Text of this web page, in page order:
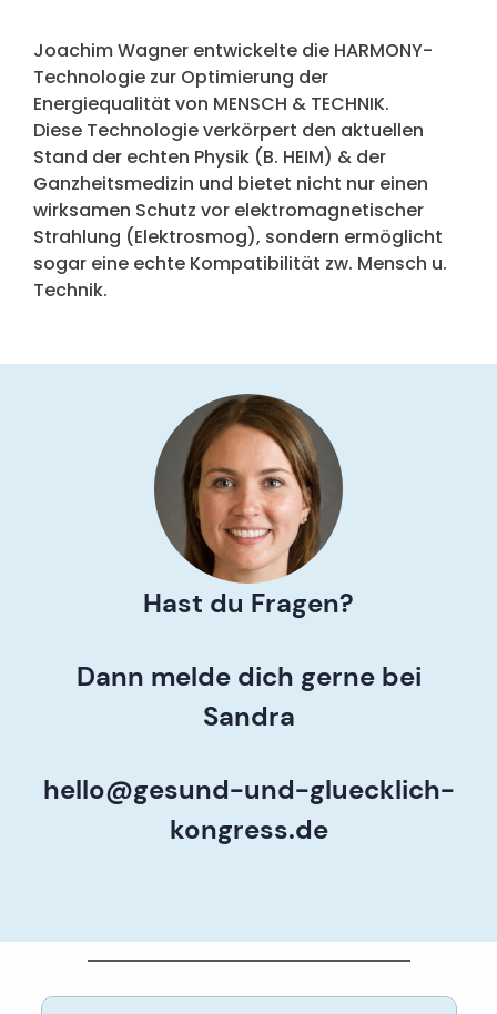
Joachim Wagner entwickelte die HARMONY-
Technologie zur Optimierung der
Energiequalität von MENSCH & TECHNIK.
Diese Technologie verkörpert den aktuellen
Stand der echten Physik (B. HEIM) & der
Ganzheitsmedizin und bietet nicht nur einen
wirksamen Schutz vor elektromagnetischer
Strahlung (Elektrosmog), sondern ermöglicht
sogar eine echte Kompatibilität zw. Mensch u.
Technik.
Hast du Fragen?
Dann melde dich gerne bei
Sandra
hello@gesund-und-gluecklich-
kongress.de